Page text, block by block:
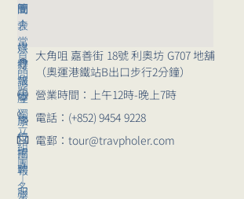
大角咀 嘉善街 18號 利奧坊 G707 地舖
（奧運港鐵站B出口步行2分鐘）
營業時間：上午12時-晚上7時
電話：(+852) 9454 9228
電郵：tour@travpholer.com
間
表
旅
行
講
座
旅
行
團
報
名
團
｜
常
見
問
題
獨
立
組
團
｜
常
簡
介
媒
體
報
導
崗
位
招
聘
服